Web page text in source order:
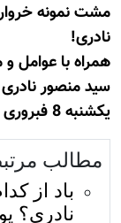
نادری!
همراه با عوامل
سید منصور
يكشنبه 8 فبروری 2015, بوسيله‌ى امضا محفوظ است
مطالب
باد از
نادری؟